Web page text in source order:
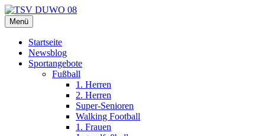
Zum
Inhalt
springen
TSV DUWO 08
Hamburg Sportverein Ohlstedt
Menü
Startseite
Newsblog
Sportangebote
Fußball
1. Herren
2. Herren
Super-Senioren
Walking Football
1. Frauen